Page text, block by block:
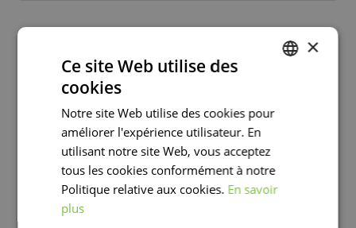
FRENCH
×
Ce site Web utilise des
cookies
Notre site Web utilise des cookies pour
améliorer l'expérience utilisateur. En
utilisant notre site Web, vous acceptez
tous les cookies conformément à notre
Politique relative aux cookies. En savoir
plus